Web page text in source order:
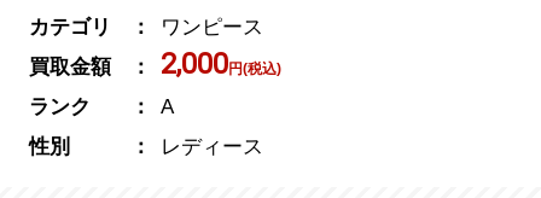
カテゴリ
ワンピース
買取金額
2,000円(税込)
ランク
A
性別
レディース